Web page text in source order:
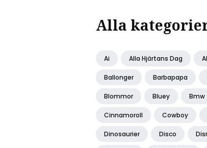
Alla
Ai Alla Hjärtans Dag
Ballonger Barbapapa
Blommor Bluey Bmw
Cinnamoroll Cowboy
Dinosaurier Disco